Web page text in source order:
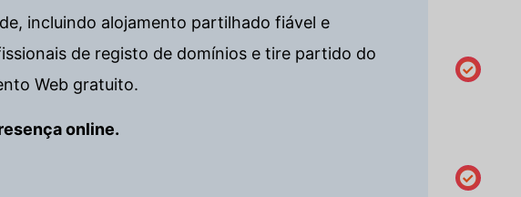
incluindo alojamento partilhado fiável e
de registo de domínios e tire partido do
Web gratuito.
online.